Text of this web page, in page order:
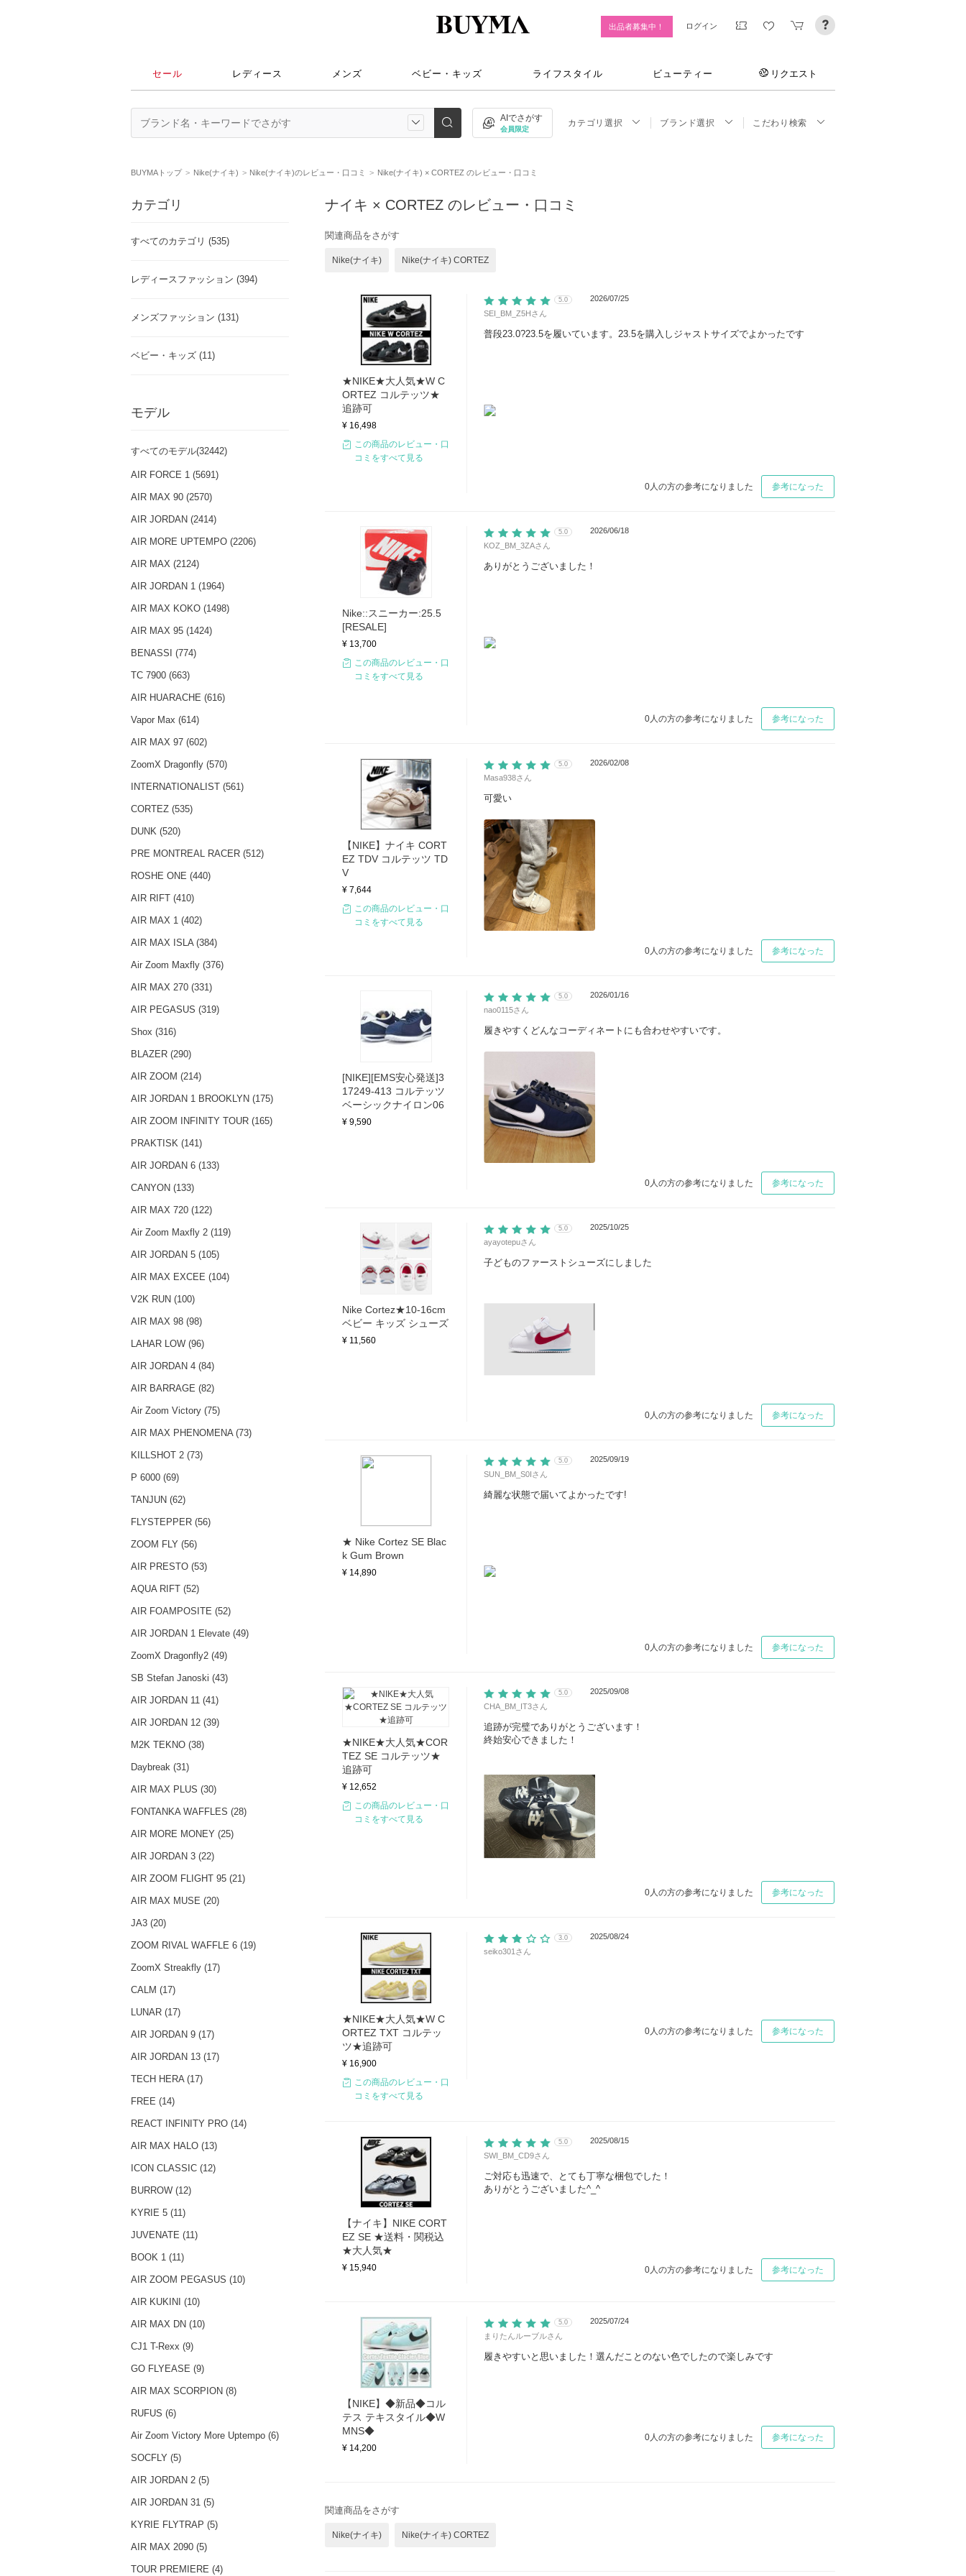
出品者募集中！ ログイン
セール レディース メンズ ベビー・キッズ ライフスタイル ビューティー リクエスト
AIでさがす
会員限定
カテゴリ選択 ブランド選択 こだわり検索
BUYMAトップ Nike(ナイキ) Nike(ナイキ)のレビュー・口コミ Nike(ナイキ) × CORTEZ のレビュー・口コミ
カテゴリ
すべてのカテゴリ (535)
レディースファッション (394)
メンズファッション (131)
ベビー・キッズ (11)
モデル
すべてのモデル(32442)
AIR FORCE 1 (5691)
AIR MAX 90 (2570)
AIR JORDAN (2414)
AIR MORE UPTEMPO (2206)
AIR MAX (2124)
AIR JORDAN 1 (1964)
AIR MAX KOKO (1498)
AIR MAX 95 (1424)
BENASSI (774)
TC 7900 (663)
AIR HUARACHE (616)
Vapor Max (614)
AIR MAX 97 (602)
ZoomX Dragonfly (570)
INTERNATIONALIST (561)
CORTEZ (535)
DUNK (520)
PRE MONTREAL RACER (512)
ROSHE ONE (440)
AIR RIFT (410)
AIR MAX 1 (402)
AIR MAX ISLA (384)
Air Zoom Maxfly (376)
AIR MAX 270 (331)
AIR PEGASUS (319)
Shox (316)
BLAZER (290)
AIR ZOOM (214)
AIR JORDAN 1 BROOKLYN (175)
AIR ZOOM INFINITY TOUR (165)
PRAKTISK (141)
AIR JORDAN 6 (133)
CANYON (133)
AIR MAX 720 (122)
Air Zoom Maxfly 2 (119)
AIR JORDAN 5 (105)
AIR MAX EXCEE (104)
V2K RUN (100)
AIR MAX 98 (98)
LAHAR LOW (96)
AIR JORDAN 4 (84)
AIR BARRAGE (82)
Air Zoom Victory (75)
AIR MAX PHENOMENA (73)
KILLSHOT 2 (73)
P 6000 (69)
TANJUN (62)
FLYSTEPPER (56)
ZOOM FLY (56)
AIR PRESTO (53)
AQUA RIFT (52)
AIR FOAMPOSITE (52)
AIR JORDAN 1 Elevate (49)
ZoomX Dragonfly2 (49)
SB Stefan Janoski (43)
AIR JORDAN 11 (41)
AIR JORDAN 12 (39)
M2K TEKNO (38)
Daybreak (31)
AIR MAX PLUS (30)
FONTANKA WAFFLES (28)
AIR MORE MONEY (25)
AIR JORDAN 3 (22)
AIR ZOOM FLIGHT 95 (21)
AIR MAX MUSE (20)
JA3 (20)
ZOOM RIVAL WAFFLE 6 (19)
ZoomX Streakfly (17)
CALM (17)
LUNAR (17)
AIR JORDAN 9 (17)
AIR JORDAN 13 (17)
TECH HERA (17)
FREE (14)
REACT INFINITY PRO (14)
AIR MAX HALO (13)
ICON CLASSIC (12)
BURROW (12)
KYRIE 5 (11)
JUVENATE (11)
BOOK 1 (11)
AIR ZOOM PEGASUS (10)
AIR KUKINI (10)
AIR MAX DN (10)
CJ1 T-Rexx (9)
GO FLYEASE (9)
AIR MAX SCORPION (8)
RUFUS (6)
Air Zoom Victory More Uptempo (6)
SOCFLY (5)
AIR JORDAN 2 (5)
AIR JORDAN 31 (5)
KYRIE FLYTRAP (5)
AIR MAX 2090 (5)
TOUR PREMIERE (4)
ナイキ × CORTEZ のレビュー・口コミ
関連商品をさがす
Nike(ナイキ) Nike(ナイキ) CORTEZ
★NIKE★大人気★W C
ORTEZ コルテッツ★
追跡可
¥ 16,498
この商品のレビュー・口
コミをすべて見る
5.0
2026/07/25
SEI_BM_Z5Hさん
普段23.0?23.5を履いています。23.5を購入しジャストサイズでよかったです
0人の方の参考になりました 参考になった
Nike::スニーカー:25.5
[RESALE]
¥ 13,700
この商品のレビュー・口
コミをすべて見る
5.0
2026/06/18
KOZ_BM_3ZAさん
ありがとうございました！
0人の方の参考になりました 参考になった
【NIKE】ナイキ CORT
EZ TDV コルテッツ TD
V
¥ 7,644
この商品のレビュー・口
コミをすべて見る
5.0
2026/02/08
Masa938さん
可愛い
0人の方の参考になりました 参考になった
[NIKE][EMS安心発送]3
17249-413 コルテッツ
ベーシックナイロン06
¥ 9,590
5.0
2026/01/16
nao0115さん
履きやすくどんなコーディネートにも合わせやすいです。
0人の方の参考になりました 参考になった
Nike Cortez★10-16cm
ベビー キッズ シューズ
¥ 11,560
5.0
2025/10/25
ayayotepuさん
子どものファーストシューズにしました
0人の方の参考になりました 参考になった
★ Nike Cortez SE Blac
k Gum Brown
¥ 14,890
5.0
2025/09/19
SUN_BM_S0Iさん
綺麗な状態で届いてよかったです!
0人の方の参考になりました 参考になった
★NIKE★大人気★COR
TEZ SE コルテッツ★
追跡可
¥ 12,652
この商品のレビュー・口
コミをすべて見る
5.0
2025/09/08
CHA_BM_IT3さん
追跡が完璧でありがとうございます！
終始安心できました！
0人の方の参考になりました 参考になった
★NIKE★大人気★W C
ORTEZ TXT コルテッ
ツ★追跡可
¥ 16,900
この商品のレビュー・口
コミをすべて見る
3.0
2025/08/24
seiko301 さん
0人の方の参考になりました 参考になった
【ナイキ】NIKE CORT
EZ SE ★送料・関税込
★大人気★
¥ 15,940
5.0
2025/08/15
SWI_BM_CD9さん
ご対応も迅速で、とても丁寧な梱包でした！
ありがとうございました^_^
0人の方の参考になりました 参考になった
【NIKE】◆新品◆コル
テス テキスタイル◆W
MNS◆
¥ 14,200
5.0
2025/07/24
まりたんルーブルさん
履きやすいと思いました！選んだことのない色でしたので楽しみです
0人の方の参考になりました 参考になった
関連商品をさがす
Nike(ナイキ) Nike(ナイキ) CORTEZ